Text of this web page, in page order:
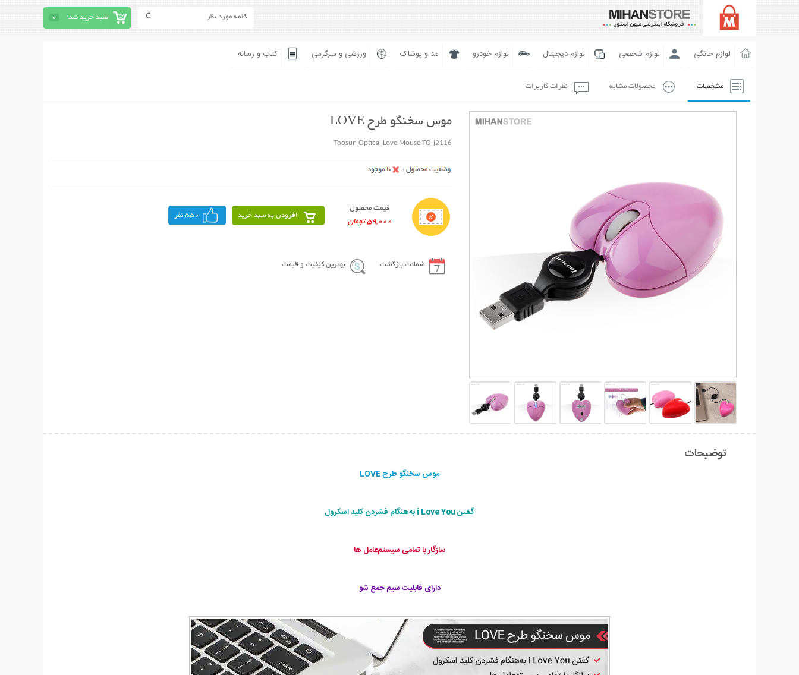
سبد خرید شما 0
لوازم خانگی لوازم شخصی لوازم دیجیتال لوازم خودرو مد و پوشاک ورزشی و سرگرمی کتاب و رسانه
مشخصات محصولات مشابه نظرات کاربرات
موس سخنگو طرح LOVE
Toosun Optical Love Mouse TO-j2116
قیمت محصول
59,000 تومان
افزودن به سبد خرید 550 نفر
ضمانت بازگشت بهترین کیفیت و قیمت
توضیحات
موس سخنگو طرح LOVE
گفتن i Love You به‌هنگام فشردن کلید اسکرول
سازگار با تمامی سیستم‌عامل ها
دارای قابلیت سیم جمع شو